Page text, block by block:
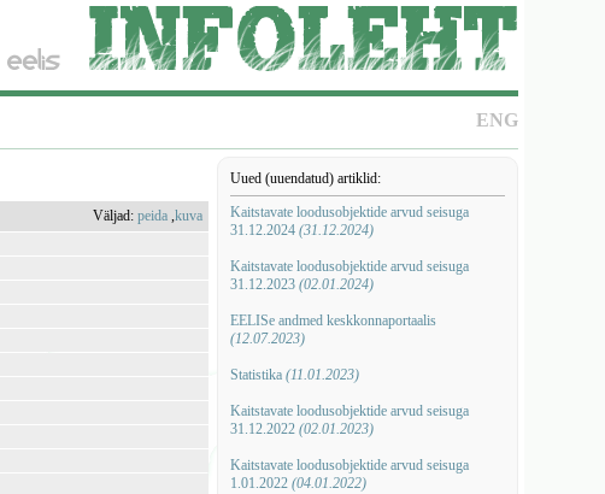
ENG
Uued (uuendatud) artiklid:
Kaitstavate loodusobjektide arvud seisuga
31.12.2024 (31.12.2024)
Kaitstavate loodusobjektide arvud seisuga
31.12.2023 (02.01.2024)
EELISe andmed keskkonnaportaalis
(12.07.2023)
Statistika (11.01.2023)
Kaitstavate loodusobjektide arvud seisuga
31.12.2022 (02.01.2023)
Kaitstavate loodusobjektide arvud seisuga
1.01.2022 (04.01.2022)
Väljad:peida ,kuva